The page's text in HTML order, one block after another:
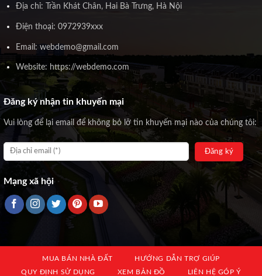
Địa chỉ: Trần Khát Chân, Hai Bà Trưng, Hà Nội
Điện thoại: 0972939xxx
Email: webdemo@gmail.com
Website: https://webdemo.com
Đăng ký nhận tin khuyến mại
Vui lòng để lại email để không bỏ lỡ tin khuyến mại nào của chúng tôi:
Mạng xã hội
MUA BÁN NHÀ ĐẤT
HƯỚNG DẪN TRỢ GIÚP
QUY ĐỊNH SỬ DỤNG
XEM BẢN ĐỒ LIÊN HỆ GÓP Ý